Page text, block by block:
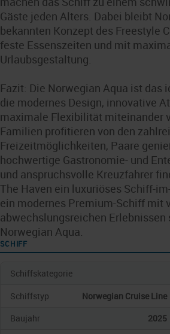
Gäste jeden Alters. Dabei bleibt
bekannten Konzept des Freestyle
feste Essenszeiten und mit
Urlaubsgestaltung.
Fazit: Die Norwegian Aqua ist das
die modernes Design, innovative
maximale Flexibilität miteinander
Familien profitieren von den
Freizeitmöglichkeiten, Paare
hochwertige Gastronomie- und
und anspruchsvolle Kreuzfahrer
The Haven ein luxuriöses Schiff-
ein modernes Premium-Schiff mit
abwechslungsreichen Erlebnissen
Norwegian Aqua.
SCHIFF
Schiffskategorie
Schiffstyp
Norwegian Cruise Line
Baujahr
2025